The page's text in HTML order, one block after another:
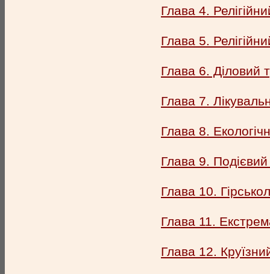
Глава 4.
Глава 5.
Глава 6. Діловий
Глава 7.
Глава 8.
Глава 9.
Глава 10.
Глава 11.
Глава 12.